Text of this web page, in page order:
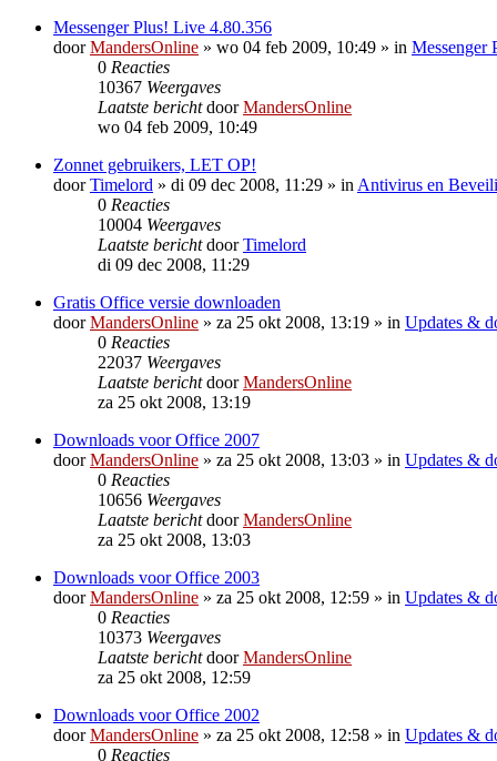
Messenger Plus! Live 4.80.356
doorMandersOnline » wo 04 feb 2009, 10:49 » in Messenger
0 Reacties
10367 Weergaves
Laatste berichtdoorMandersOnline
wo 04 feb 2009, 10:49
Zonnet gebruikers, LET OP!
doorTimelord » di 09 dec 2008, 11:29 » in Antivirus en
0 Reacties
10004 Weergaves
Laatste berichtdoorTimelord
di 09 dec 2008, 11:29
Gratis Office versie downloaden
doorMandersOnline » za 25 okt 2008, 13:19 » in Updates &
0 Reacties
22037 Weergaves
Laatste berichtdoorMandersOnline
za 25 okt 2008, 13:19
Downloads voor Office 2007
doorMandersOnline » za 25 okt 2008, 13:03 » in Updates &
0 Reacties
10656 Weergaves
Laatste berichtdoorMandersOnline
za 25 okt 2008, 13:03
Downloads voor Office 2003
doorMandersOnline » za 25 okt 2008, 12:59 » in Updates &
0 Reacties
10373 Weergaves
Laatste berichtdoorMandersOnline
za 25 okt 2008, 12:59
Downloads voor Office 2002
doorMandersOnline » za 25 okt 2008, 12:58 » in Updates &
0 Reacties